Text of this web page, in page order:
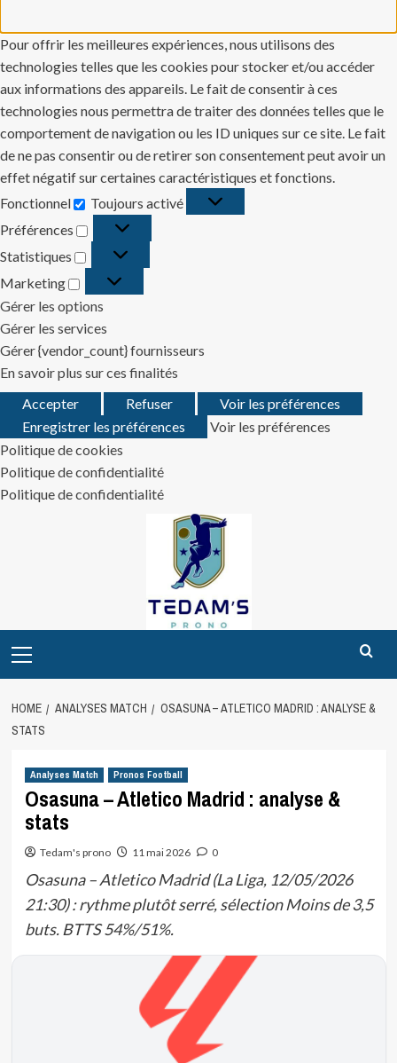
Pour offrir les meilleures expériences, nous utilisons des
technologies telles que les cookies pour stocker et/ou accéder
aux informations des appareils. Le fait de consentir à ces
technologies nous permettra de traiter des données telles que le
comportement de navigation ou les ID uniques sur ce site. Le fait
de ne pas consentir ou de retirer son consentement peut avoir un
effet négatif sur certaines caractéristiques et fonctions.
Fonctionnel
Fonctionnel
Toujours activé
Préférences
Préférences
Statistiques
Statistiques
Marketing
Marketing
Gérer les options
Gérer les services
Gérer {vendor_count} fournisseurs
En savoir plus sur ces finalités
Accepter
Refuser
Voir les préférences
Enregistrer les préférences
Voir les préférences
Politique de cookies
Politique de confidentialité
Politique de confidentialité
Menu
HOME ANALYSES MATCH
OSASUNA – ATLETICO MADRID : ANALYSE &
STATS
Analyses Match Pronos Football
Osasuna – Atletico Madrid : analyse &
stats
Tedam's prono 11 mai 2026 0
Osasuna – Atletico Madrid (La Liga, 12/05/2026
21:30) : rythme plutôt serré, sélection Moins de 3,5
buts. BTTS 54%/51%.